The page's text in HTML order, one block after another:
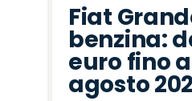
Fiat
benzina:
euro fino
agosto